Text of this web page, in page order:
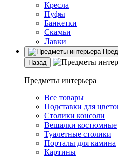
Кресла
Пуфы
Банкетки
Скамьи
Лавки
Назад
Предметы интерьера
Все товары
Подставки для
Столики консоли
Вешалки костюмные
Туалетные столики
Порталы для камина
Картины